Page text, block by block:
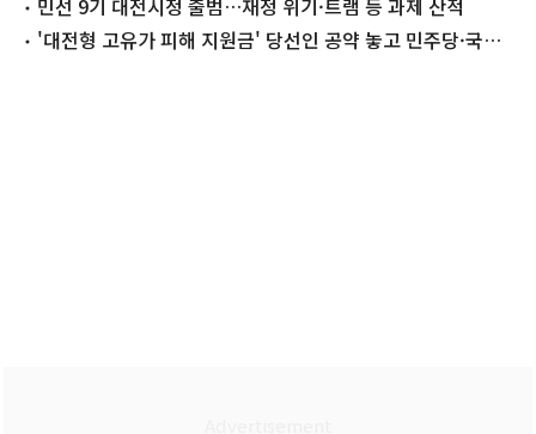
'대전형 고유가 피해 지원금' 당선인 공약 놓고 민주당·국힘